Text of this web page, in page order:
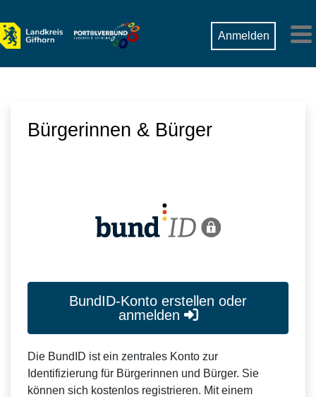
Anmelden
Bürgerinnen & Bürger
BundID-Konto erstellen oder
anmelden
Die BundID ist ein zentrales Konto zur
Identifizierung für Bürgerinnen und Bürger. Sie
können sich kostenlos registrieren. Mit einem